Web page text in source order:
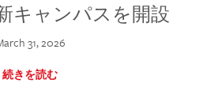
キャンパスを開設
31, 2026
続きを読む